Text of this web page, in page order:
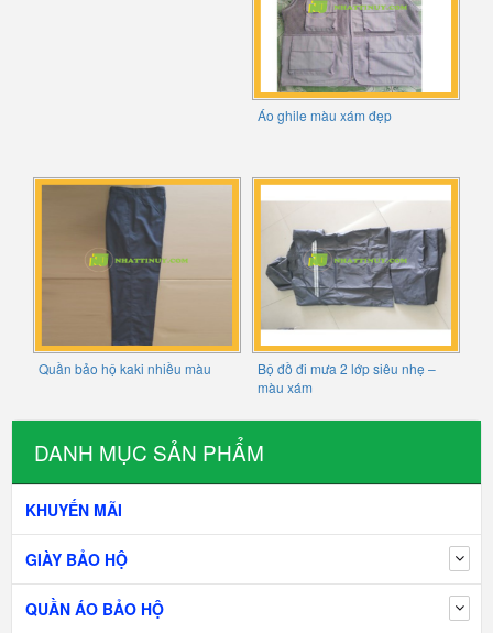
DANH MỤC SẢN PHẨM
KHUYẾN MÃI
GIÀY BẢO HỘ
QUẦN ÁO BẢO HỘ
Áo ghile màu xám đẹp
Quần bảo hộ kaki nhiều màu
Bộ đồ đi mưa 2 lớp siêu nhẹ –
màu xám